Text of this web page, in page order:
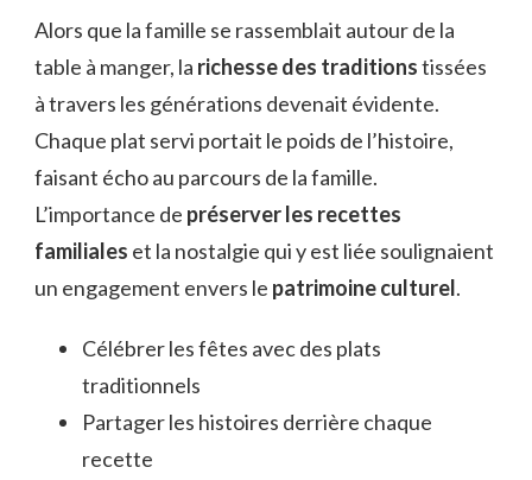
Alors que la famille se rassemblait autour de la
table à manger, la richesse des traditionstissées
à travers les générations devenait évidente.
Chaque plat servi portait le poids de l’histoire,
faisant écho au parcours de la famille.
L’importance de préserver les recettes
familiales et la nostalgie qui y est liée soulignaient
un engagement envers le patrimoine culturel.
Célébrer les fêtes avec des plats
traditionnels
Partager les histoires derrière chaque
recette